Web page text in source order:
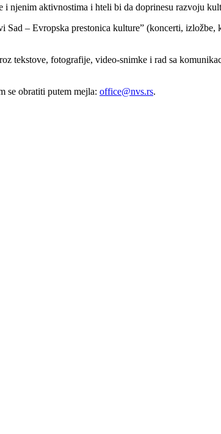
i njenim aktivnostima i hteli bi da doprinesu razvoju
– Evropska prestonica kulture” (koncerti, izložbe,
tekstove, fotografije, video-snimke i rad sa
se obratiti putem mejla: office@nvs.rs.